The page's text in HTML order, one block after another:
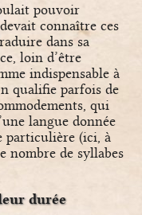
pouvoir
connaître ces
dans sa
loin d’être
indispensable à
qualifie parfois de
qui
langue donnée
particulière (ici, à
nombre de syllabes
durée